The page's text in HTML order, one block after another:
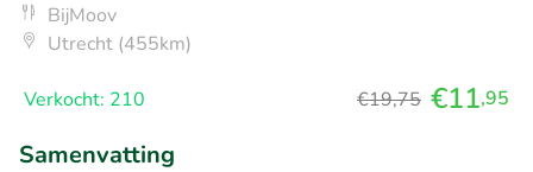
BijMoov
Utrecht (455km)
Verkocht: 210 €19,75 €11,95
Samenvatting